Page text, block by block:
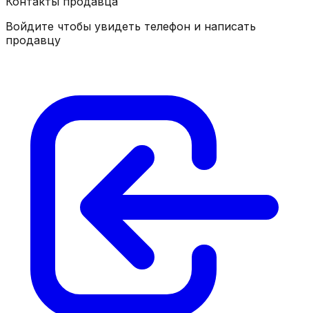
Войдите чтобы увидеть телефон и написать
продавцу